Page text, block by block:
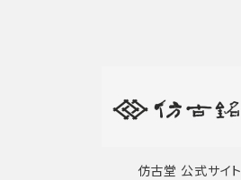
仿古堂 公式サイト